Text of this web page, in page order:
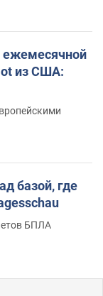
ежемесячной
из США:
базой, где
БПЛА